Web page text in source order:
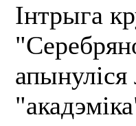
Інтрыга
апынуліся